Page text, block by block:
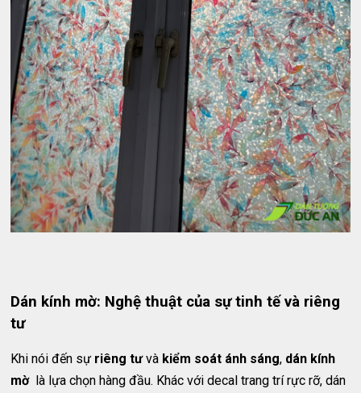
Dán kính mờ: Nghệ thuật của sự tinh tế và riêng
tư
Khi nói đến sự riêng tưvà kiểm soát ánh sáng, dán kính
mờlà lựa chọn hàng đầu. Khác với decal trang trí rực rỡ, dán